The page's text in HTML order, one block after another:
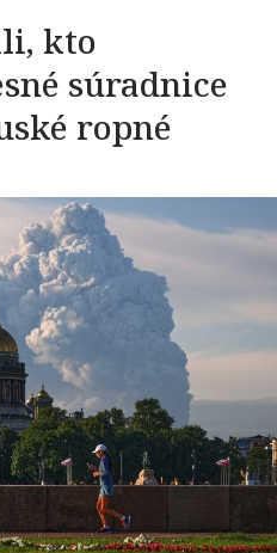
kto
súradnice
ropné